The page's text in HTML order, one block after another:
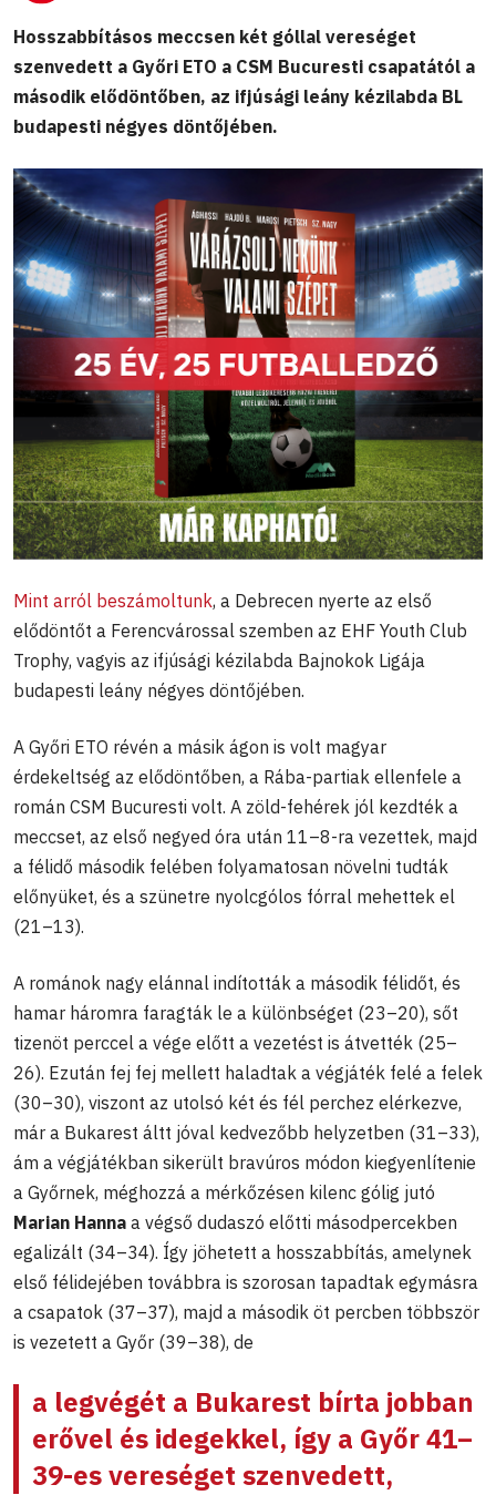
Hosszabbításos meccsen két góllal vereséget
szenvedett a Győri ETO a CSM Bucuresti csapatától a
második elődöntőben, az ifjúsági leány kézilabda BL
budapesti négyes döntőjében.
Mint arról beszámoltunk, a Debrecen nyerte az első
elődöntőt a Ferencvárossal szemben az EHF Youth Club
Trophy, vagyis az ifjúsági kézilabda Bajnokok Ligája
budapesti leány négyes döntőjében.
A Győri ETO révén a másik ágon is volt magyar
érdekeltség az elődöntőben, a Rába-partiak ellenfele a
román CSM Bucuresti volt. A zöld-fehérek jól kezdték a
meccset, az első negyed óra után 11–8-ra vezettek, majd
a félidő második felében folyamatosan növelni tudták
előnyüket, és a szünetre nyolcgólos fórral mehettek el
(21–13).
A románok nagy elánnal indították a második félidőt, és
hamar háromra faragták le a különbséget (23–20), sőt
tizenöt perccel a vége előtt a vezetést is átvették (25–
26). Ezután fej fej mellett haladtak a végjáték felé a felek
(30–30), viszont az utolsó két és fél perchez elérkezve,
már a Bukarest áltt jóval kedvezőbb helyzetben (31–33),
ám a végjátékban sikerült bravúros módon kiegyenlítenie
a Győrnek, méghozzá a mérkőzésen kilenc gólig jutó
Marian Hanna a végső dudaszó előtti másodpercekben
egalizált (34–34). Így jöhetett a hosszabbítás, amelynek
első félidejében továbbra is szorosan tapadtak egymásra
a csapatok (37–37), majd a második öt percben többször
is vezetett a Győr (39–38), de
a legvégét a Bukarest bírta jobban
erővel és idegekkel, így a Győr 41–
39-es vereséget szenvedett,